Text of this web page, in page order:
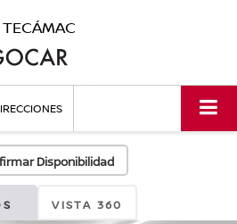
TECÁMAC
Disponibilidad
VISTA 360